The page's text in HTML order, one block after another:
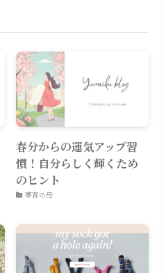
春分からの運気アップ習
慣！自分らしく輝くため
のヒント
夢育の母